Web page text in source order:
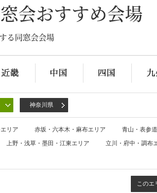
会おすすめ会場
る同窓会会場
神奈川県
リア 赤坂・六本木・麻布エリア
青山・表参
上野・浅草・墨田・江東エリア
立川・府中・調布
このエ